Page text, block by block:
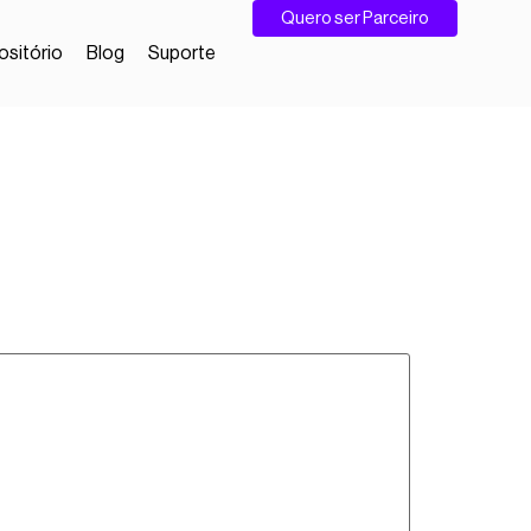
Blog Suporte
Quero ser Parceiro